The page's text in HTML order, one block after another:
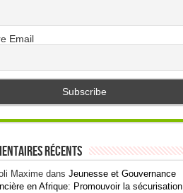
Email
récents
Maximedans Jeunesse et Gouvernance
en Afrique: Promouvoir la sécurisation